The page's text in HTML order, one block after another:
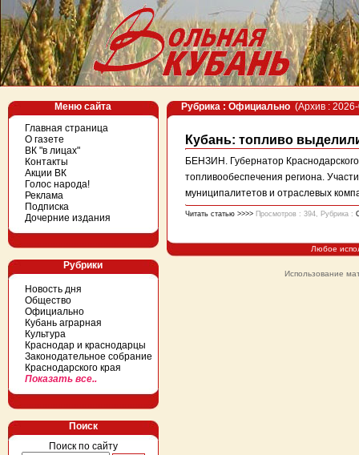
Меню сайта
Главная страница
О газете
ВК "в лицах"
Контакты
Акции ВК
Голос народа!
Реклама
Подписка
Дочерние издания
Рубрики
Новость дня
Общество
Официально
Кубань аграрная
Культура
Краснодар и краснодарцы
Законодательное собрание
Краснодарского края
Показать все..
Поиск
Поиск по сайту
Рубрика : Официально (Архив :
Кубань: топливо
БЕНЗИН. Губернатор
топливообеспечения региона.
муниципалитетов и отраслевых
Читать статью >>>> Просмотров : 394, Рубрика :
Любое
Использование